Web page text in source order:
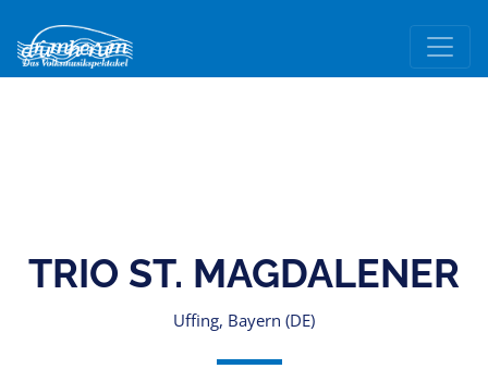
TRIO ST. MAGDALENER
Uffing, Bayern (DE)